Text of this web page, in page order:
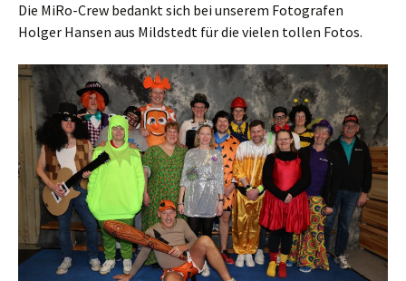
Die MiRo-Crew bedankt sich bei unserem Fotografen
Holger Hansen aus Mildstedt für die vielen tollen Fotos.